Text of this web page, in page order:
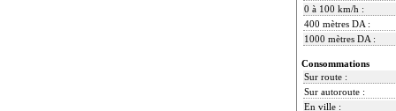
0 à 100 km/h :
400 mètres DA :
1000 mètres DA :
Consommations
Sur route :
Sur autoroute :
En ville :